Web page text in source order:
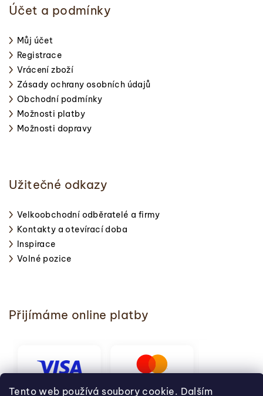
Tento web používá soubory cookie. Dalším
Účet a podmínky
Můj účet
Registrace
Vrácení zboží
Zásady ochrany osobních údajů
Obchodní podmínky
Možnosti platby
Možnosti dopravy
Užitečné odkazy
Velkoobchodní odběratelé a firmy
Kontakty a otevírací doba
Inspirace
Volné pozice
Přijímáme online platby